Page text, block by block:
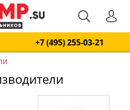
+7 (495) 255-03-21